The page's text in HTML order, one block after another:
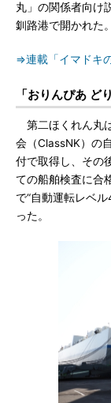
丸」の関係者向け
釧路港で開かれた。
⇒連載「イマドキ
「おりんぴあ
第二ほくれん丸
会（ClassNK）の
付で取得し、その
ての船舶検査に合
で“自動運転レベ
った。